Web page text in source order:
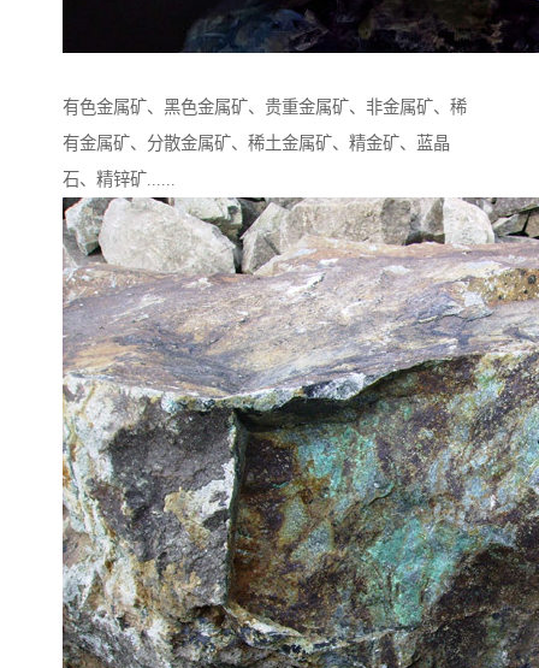
有色金属矿、黑色金属矿、贵重金属矿、非金属矿、稀
有金属矿、分散金属矿、稀土金属矿、精金矿、蓝晶
石、精锌矿......